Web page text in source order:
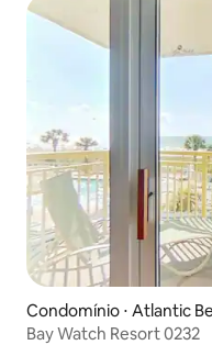
Condomínio ⋅ Atlantic
Bay Watch Resort 0232